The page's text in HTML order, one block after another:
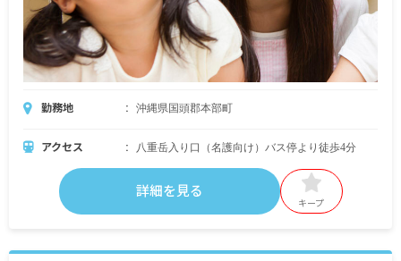
勤務地 沖縄県国頭郡本部町
アクセス 八重岳入り口（名護向け）バス停より徒歩4分
詳細を見る
キープ